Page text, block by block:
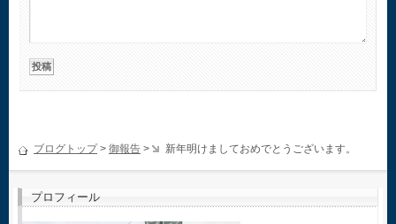
ブログトップ> 御報告 > 新年明けましておめでとうございます。
プロフィール